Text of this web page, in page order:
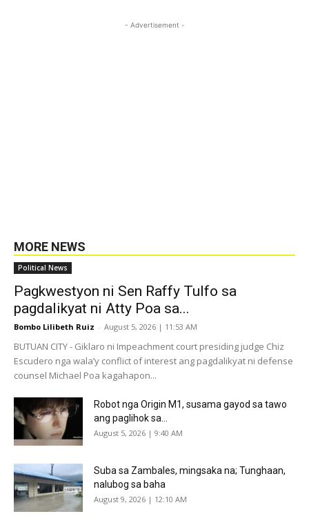
- Advertisement -
MORE NEWS
Political News
Pagkwestyon ni Sen Raffy Tulfo sa
pagdalikyat ni Atty Poa sa...
Bombo Lilibeth Ruiz - August 5, 2026 | 11:53 AM
BUTUAN CITY - Giklaro ni Impeachment court presiding judge Chiz
Escudero nga wala’y conflict of interest ang pagdalikyat ni defense
counsel Michael Poa kagahapon...
Robot nga Origin M1, susama gayod sa tawo
ang paglihok sa...
August 5, 2026 | 9:40 AM
Suba sa Zambales, mingsaka na; Tunghaan,
nalubog sa baha
August 9, 2026 | 12:10 AM